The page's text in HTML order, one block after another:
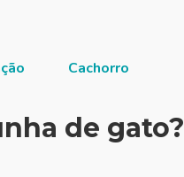
Cachorro
de gato?